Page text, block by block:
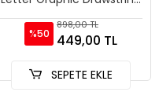
%50
898,00 TL
449,00 TL
SEPETE EKLE